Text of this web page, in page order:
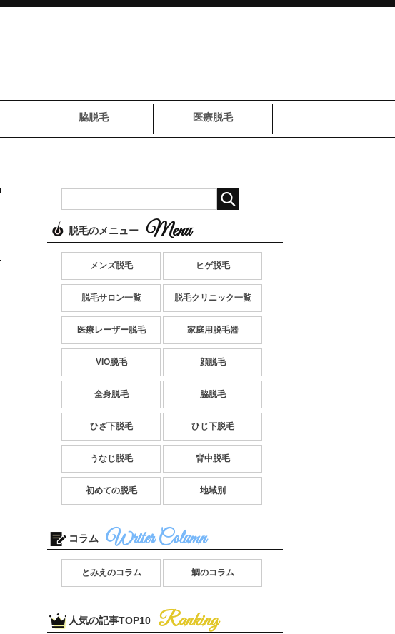
脇脱毛 医療脱毛
脱毛のメニュー
メンズ脱毛 ヒゲ脱毛
脱毛サロン一覧 脱毛クリニック一覧
医療レーザー脱毛 家庭用脱毛器
VIO脱毛 顔脱毛
全身脱毛 脇脱毛
ひざ下脱毛 ひじ下脱毛
うなじ脱毛 背中脱毛
初めての脱毛 地域別
コラム
とみえのコラム 鯛のコラム
人気の記事TOP10